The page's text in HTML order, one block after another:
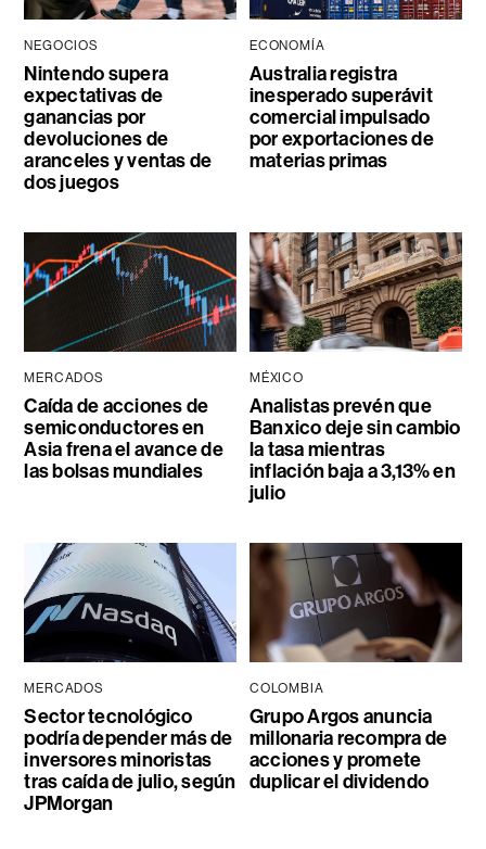
NEGOCIOS
Nintendo supera
expectativas de
ganancias por
devoluciones de
aranceles y ventas de
dos juegos
ECONOMÍA
Australia registra
inesperado superávit
comercial impulsado
por exportaciones de
materias primas
MERCADOS
Caída de acciones de
semiconductores en
Asia frena el avance de
las bolsas mundiales
MÉXICO
Analistas prevén que
Banxico deje sin cambio
la tasa mientras
inflación baja a 3,13% en
julio
MERCADOS
Sector tecnológico
podría depender más de
inversores minoristas
tras caída de julio, según
JPMorgan
COLOMBIA
Grupo Argos anuncia
millonaria recompra de
acciones y promete
duplicar el dividendo